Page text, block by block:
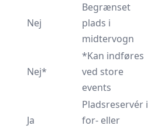
Nej
Begrænset
plads i
midtervogn
Nej*
*Kan indføres
ved store
events
Ja
Pladsreservér i
for- eller